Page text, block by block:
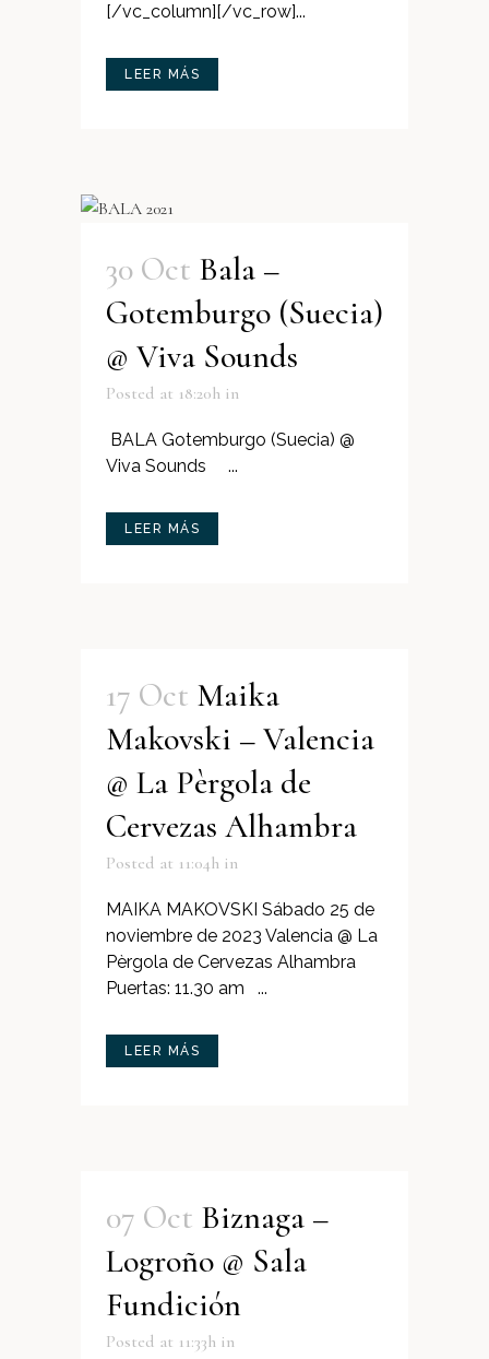
[/vc_column][/vc_row]...
LEER MÁS
30 Oct Bala –
Gotemburgo (Suecia)
@ Viva Sounds
Posted at 18:20h in
BALA Gotemburgo (Suecia) @
Viva Sounds ...
LEER MÁS
17 Oct Maika
Makovski – Valencia
@ La Pèrgola de
Cervezas Alhambra
Posted at 11:04h in
MAIKA MAKOVSKI Sábado 25 de
noviembre de 2023 Valencia @ La
Pèrgola de Cervezas Alhambra
Puertas: 11.30 am ...
LEER MÁS
07 Oct Biznaga –
Logroño @ Sala
Fundición
Posted at 11:33h in